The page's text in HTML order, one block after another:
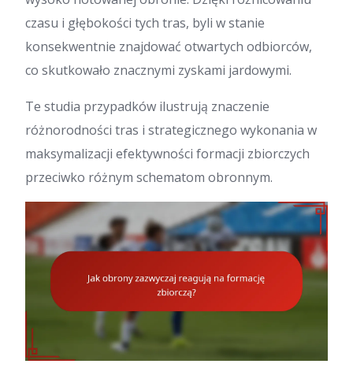
czasu i głębokości tych tras, byli w stanie
konsekwentnie znajdować otwartych odbiorców,
co skutkowało znacznymi zyskami jardowymi.
Te studia przypadków ilustrują znaczenie
różnorodności tras i strategicznego wykonania w
maksymalizacji efektywności formacji zbiorczych
przeciwko różnym schematom obronnym.